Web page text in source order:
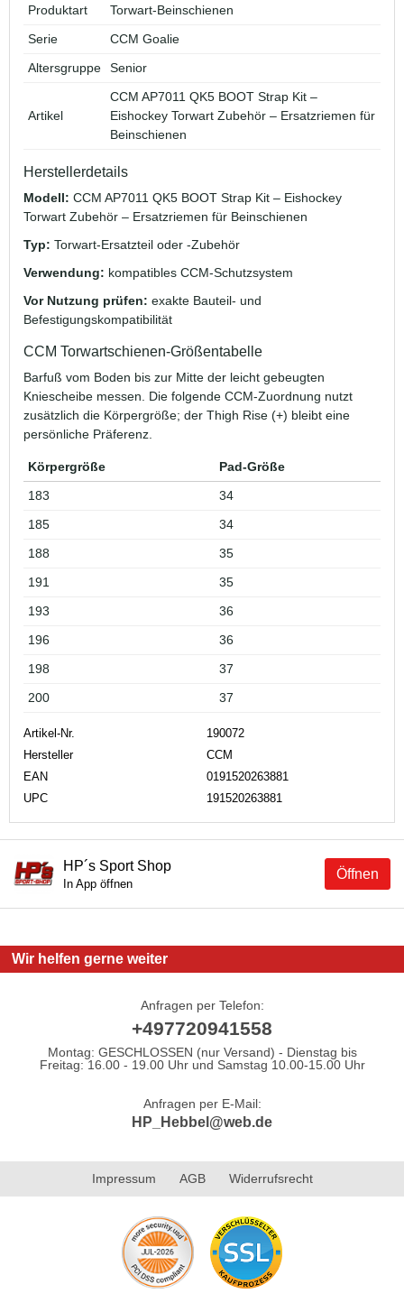
Produktart
Torwart-Beinschienen
Serie
CCM Goalie
Altersgruppe
Senior
Artikel
CCM AP7011 QK5 BOOT Strap Kit –
Eishockey Torwart Zubehör – Ersatzriemen für
Beinschienen
Herstellerdetails
Modell: CCM AP7011 QK5 BOOT Strap Kit – Eishockey
Torwart Zubehör – Ersatzriemen für Beinschienen
Typ: Torwart-Ersatzteil oder -Zubehör
Verwendung: kompatibles CCM-Schutzsystem
Vor Nutzung prüfen: exakte Bauteil- und
Befestigungskompatibilität
CCM Torwartschienen-Größentabelle
Barfuß vom Boden bis zur Mitte der leicht gebeugten
Kniescheibe messen. Die folgende CCM-Zuordnung nutzt
zusätzlich die Körpergröße; der Thigh Rise (+) bleibt eine
persönliche Präferenz.
Körpergröße
Pad-Größe
183
34
185
34
188
35
191
35
193
36
196
36
198
37
200
37
Artikel-Nr.
190072
Hersteller
CCM
EAN
0191520263881
UPC
191520263881
Öffnen
HP´s Sport Shop
In App öffnen
Wir helfen gerne weiter
Anfragen per Telefon:
+497720941558
Montag: GESCHLOSSEN (nur Versand) - Dienstag bis
Freitag: 16.00 - 19.00 Uhr und Samstag 10.00-15.00 Uhr
Anfragen per E-Mail:
HP_Hebbel@web.de
Impressum AGB Widerrufsrecht